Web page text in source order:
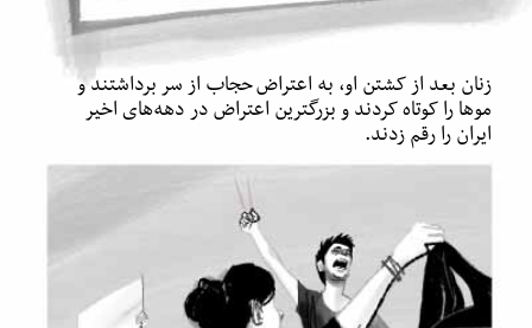
زنان بعد از کشتن او، به اعتراض حجاب از سر برداشتند و
موها را کوتاه کردند و بزرگترین اعتراض در دهه‌های اخیر
ایران را رقم زدند.